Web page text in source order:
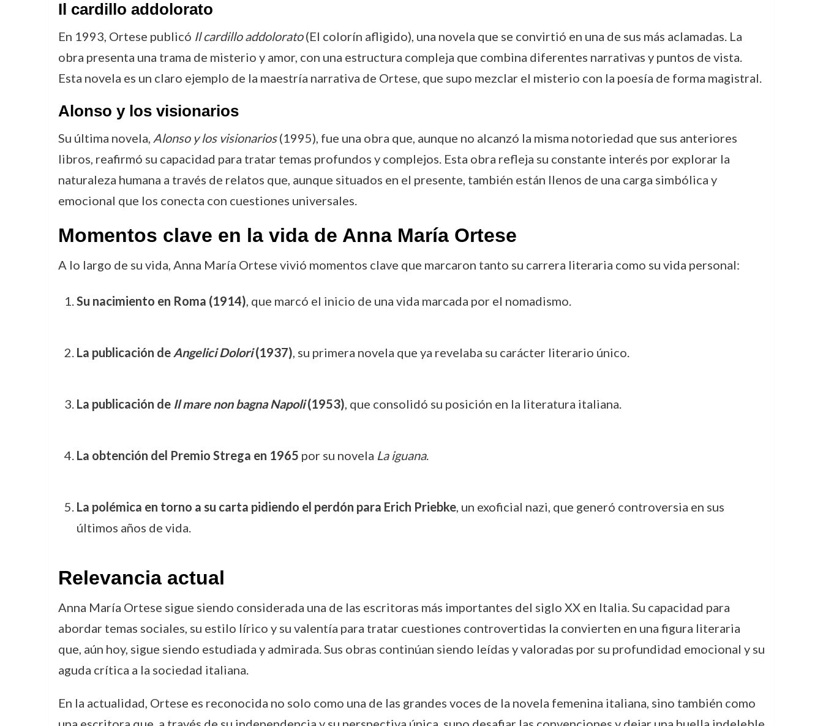
Il cardillo addolorato
En 1993, Ortese publicó Il cardillo addolorato(El colorín afligido), una novela que se convirtió en una de sus más aclamadas. La
obra presenta una trama de misterio y amor, con una estructura compleja que combina diferentes narrativas y puntos de vista.
Esta novela es un claro ejemplo de la maestría narrativa de Ortese, que supo mezclar el misterio con la poesía de forma magistral.
Alonso y los visionarios
Su última novela, Alonso y los visionarios(1995), fue una obra que, aunque no alcanzó la misma notoriedad que sus anteriores
libros, reafirmó su capacidad para tratar temas profundos y complejos. Esta obra refleja su constante interés por explorar la
naturaleza humana a través de relatos que, aunque situados en el presente, también están llenos de una carga simbólica y
emocional que los conecta con cuestiones universales.
Momentos clave en la vida de Anna María Ortese
A lo largo de su vida, Anna María Ortese vivió momentos clave que marcaron tanto su carrera literaria como su vida personal:
Su nacimiento en Roma (1914), que marcó el inicio de una vida marcada por el nomadismo.
La publicación de Angelici Dolori(1937), su primera novela que ya revelaba su carácter literario único.
La publicación de Il mare non bagna Napoli(1953), que consolidó su posición en la literatura italiana.
La obtención del Premio Strega en 1965 por su novela La iguana.
La polémica en torno a su carta pidiendo el perdón para Erich Priebke, un exoficial nazi, que generó controversia en sus
últimos años de vida.
Relevancia actual
Anna María Ortese sigue siendo considerada una de las escritoras más importantes del siglo XX en Italia. Su capacidad para
abordar temas sociales, su estilo lírico y su valentía para tratar cuestiones controvertidas la convierten en una figura literaria
que, aún hoy, sigue siendo estudiada y admirada. Sus obras continúan siendo leídas y valoradas por su profundidad emocional y su
aguda crítica a la sociedad italiana.
En la actualidad, Ortese es reconocida no solo como una de las grandes voces de la novela femenina italiana, sino también como